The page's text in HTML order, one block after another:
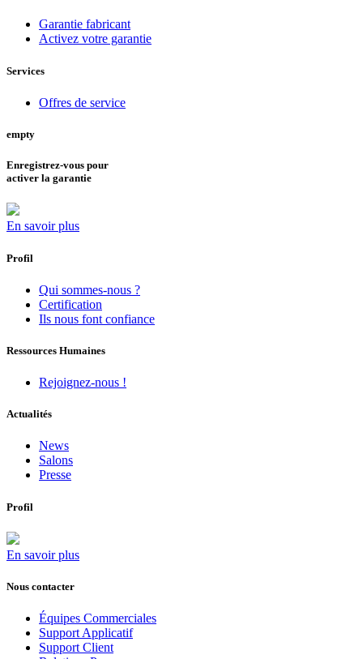
Garantie fabricant
Activez votre garantie
Services
Offres de service
empty
Enregistrez-vous pour
activer la garantie
En savoir plus
Profil
Qui sommes-nous ?
Certification
Ils nous font confiance
Ressources Humaines
Rejoignez-nous !
Actualités
News
Salons
Presse
Profil
En savoir plus
Nous contacter
Équipes Commerciales
Support Applicatif
Support Client